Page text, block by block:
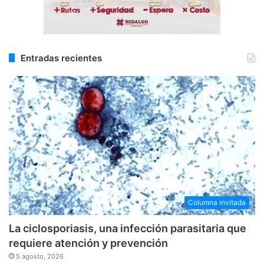
Entradas recientes
Columna invitada
La ciclosporiasis, una infección parasitaria que
requiere atención y prevención
5 agosto, 2026